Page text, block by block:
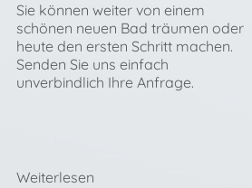
Sie können weiter von einem
schönen neuen Bad träumen oder
heute den ersten Schritt machen.
Senden Sie uns einfach
unverbindlich Ihre Anfrage.
Weiterlesen